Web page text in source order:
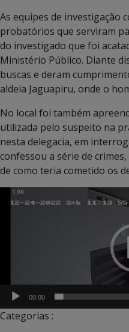
As equipes de investigação
probatórios que serviram
do investigado que foi
Ministério Público. Diante
buscas e deram
aldeia Jaguapiru, onde o
No local foi também
utilizada pelo suspeito na
nesta delegacia, em
confessou a série de
de como teria cometido os
Tocador
00:00
Categorias :